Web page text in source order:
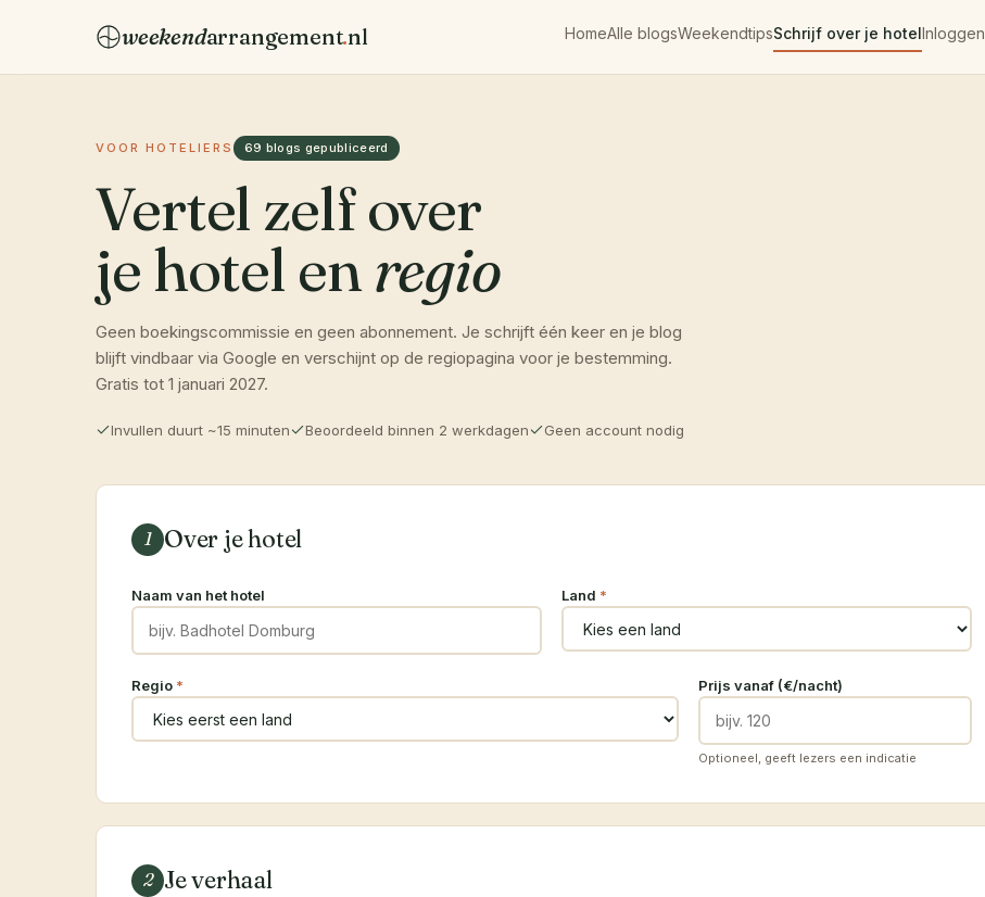
weekendarrangement.nl HomeAlle blogsWeekendtipsSchrijf over je hotelInloggen
VOOR HOTELIERS 69 blogs gepubliceerd
Vertel zelf over
je hotel enregio
Geen boekingscommissie en geen abonnement. Je schrijft één keer en je blog
blijft vindbaar via Google en verschijnt op de regiopagina voor je bestemming.
Gratis tot 1 januari 2027.
Invullen duurt ~15 minuten Beoordeeld binnen 2 werkdagen Geen account nodig
1 Over je hotel
Naam van het hotel Land *
Regio * Prijs vanaf (€/nacht)
Optioneel, geeft lezers een indicatie
2 Je verhaal